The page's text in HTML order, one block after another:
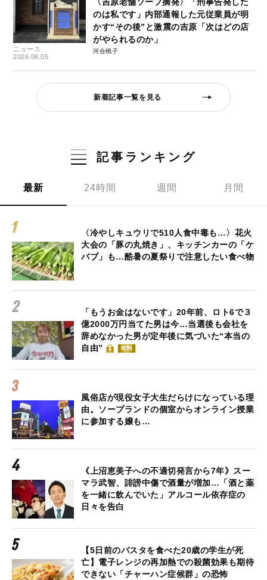
ニュース
2026.08.05
のは私です」内部通報した元従業員が明
かす“その後”と激震の吉原「次はどの店
がやられるのか」
河合桃子
新着記事一覧を見る
記事ランキング
最新 24時間 週間 月間
〈冷やしキュウリで510人食中毒も…〉花火
大会の「豚の丸焼き」、キッチンカーの「ケ
バブ」も…酷暑の夏祭りで注意したい食べ物
「もうお金はないです」20年前、ロト6で３
億2000万円当てた男は今…当選後も会社を
辞めなかった男が定年後に気づいた“本当の
自由”
有料
風俗店が現役女子大生だらけになっている理
由。ソープランドの個室からオンライン授業
に参加する嬢も…
《上沼恵美子への不適切発言から7年》スー
マラ武智、誹謗中傷で酒量が増加…「酒と薬
を一緒に飲んでいた」アルコール依存症の
日々を告白
【5日前のパスタを食べた20歳の学生が死
亡】電子レンジの再加熱での殺菌効果も期待
できない「チャーハン症候群」の恐怖